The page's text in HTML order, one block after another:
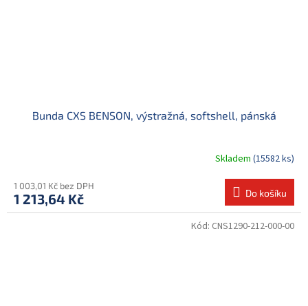
Bunda CXS BENSON, výstražná, softshell, pánská
Skladem (15582 ks)
1 003,01 Kč bez DPH
1 213,64 Kč Do košíku
Kód: CNS1290-212-000-00